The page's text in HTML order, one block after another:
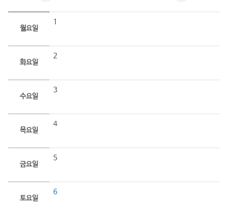
월요일
1
화요일
2
수요일
3
목요일
4
금요일
5
토요일
6